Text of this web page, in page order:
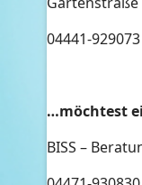
04441-929073
…möchtest
BISS –